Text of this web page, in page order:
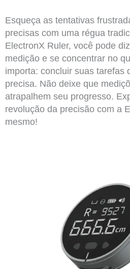
Esqueça as tentativas
precisas com uma régua
ElectronX Ruler, você pode
medição e se concentrar no
importa: concluir suas tarefas
precisa. Não deixe que
atrapalhem seu progresso.
revolução da precisão com a
mesmo!